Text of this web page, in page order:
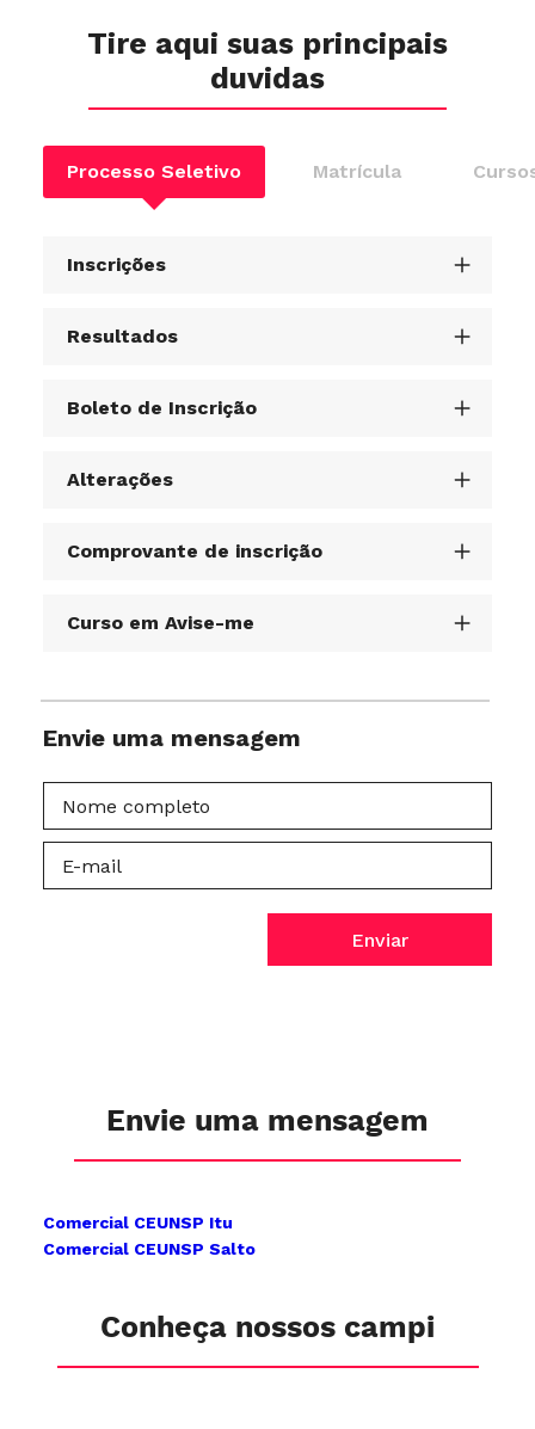
Tire aqui suas principais
duvidas
Processo Seletivo Matrícula
Inscrições
Resultados
Boleto de Inscrição
Alterações
Comprovante de inscrição
Curso em Avise-me
Envie uma mensagem
Enviar
Envie uma mensagem
Comercial CEUNSP Itu
Comercial CEUNSP Salto
Conheça nossos campi